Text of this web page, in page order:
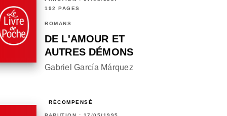
192 PAGES
ROMANS
DE L'AMOUR ET
AUTRES DÉMONS
Gabriel García Márquez
RÉCOMPENSÉ